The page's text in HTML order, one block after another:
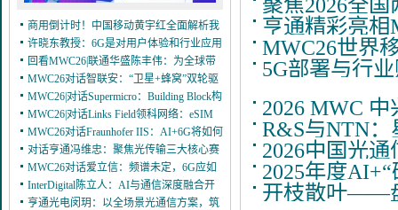
商用倒计时！中国移动黄宇红全面解析我
国6G产业最新进展 3/28
许晓东教授：6G是对用户体验和行业应用
的全方位拓展 3/28
回看MWC26|联通华盛陈丰伟：为全球带
来eSIM“中国方案” 3/21
MWC26对话智联安：“卫星+蜂窝”双轮驱
动，引领NTN芯片创新浪潮 3/16
MWC26|对话Supermicro：Building Block构
筑AI基础设施新范式
3/12
MWC26|对话Links Field领科网络：eSIM
爆发前夜，中国力量支撑全球连接新纪元
3/11
MWC26对话Fraunhofer IIS：AI+6G将如何
打造新一代移动音频体验 3/9
对话亨通冯维忠：聚焦光传输三大核心赛
道，助力全球运营商拥抱AI时代
3/7
MWC26对话爱立信：频谱未定，6G应如
何起步？
3/6
InterDigital陈立人：AI与通信深度融合开
启智能新纪元
3/5
亨通光电闵玥：以全场景光通信方案，筑
聚焦2026全国
亨通精彩亮相
MWC26世界
5G部署与行
2026 MWC
R&S与NTN：
2026中国光
2025年度
开枝散叶——